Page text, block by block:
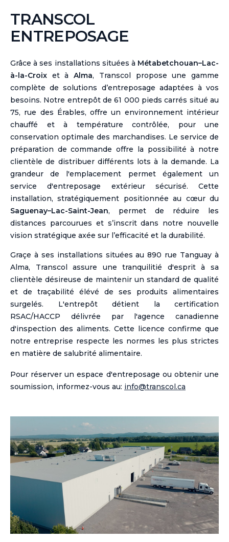
TRANSCOL
ENTREPOSAGE
Grâce à ses installations situées à Métabetchouan–Lac-
à-la-Croix et àAlma, Transcol propose une gamme
complète de solutions d’entreposage adaptées à vos
besoins. Notre entrepôt de 61 000 pieds carrés situé au
75, rue des Érables, offre un environnement intérieur
chauffé et à température contrôlée, pour une
conservation optimale des marchandises. Le service de
préparation de commande offre la possibilité à notre
clientèle de distribuer différents lots à la demande. La
grandeur de l'emplacement permet également un
service d'entreposage extérieur sécurisé. Cette
installation, stratégiquement positionnée au cœur du
Saguenay–Lac-Saint-Jean, permet de réduire les
distances parcourues et s’inscrit dans notre nouvelle
vision stratégique axée sur l’efficacité et la durabilité.
Graçe à ses installations situées au 890 rue Tanguay à
Alma, Transcol assure une tranquilitié d'esprit à sa
clientèle désireuse de maintenir un standard de qualité
et de traçabilité élévé de ses produits alimentaires
surgelés. L'entrepôt détient la certification
RSAC/HACCP délivrée par l'agence canadienne
d'inspection des aliments. Cette licence confirme que
notre entreprise respecte les normes les plus strictes
en matière de salubrité alimentaire.
Pour réserver un espace d'entreposage ou obtenir une
soumission, informez-vous au: info@transcol.ca